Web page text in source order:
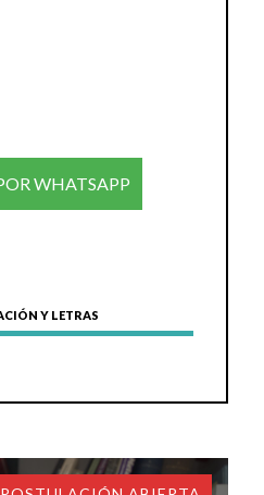
WHATSAPP
Y LETRAS